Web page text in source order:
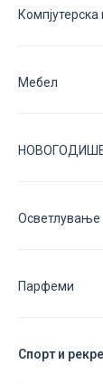
Компјутерска
Мебел
Осветлување
Парфеми
Спорт и